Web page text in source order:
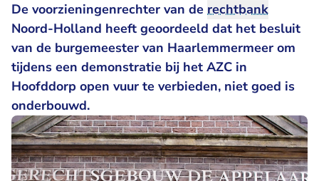
De voorzieningenrechter van de rechtbank
Noord-Holland heeft geoordeeld dat het besluit
van de burgemeester van Haarlemmermeer om
tijdens een demonstratie bij het AZC in
Hoofddorp open vuur te verbieden, niet goed is
onderbouwd.